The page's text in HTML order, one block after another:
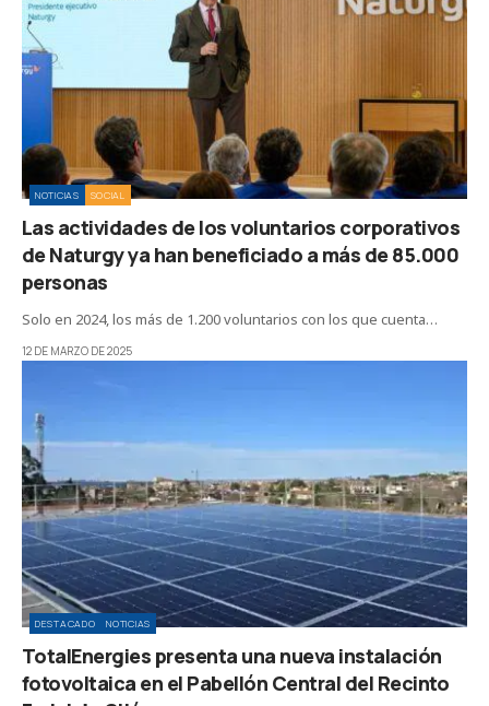
NOTICIAS SOCIAL
Las actividades de los voluntarios corporativos
de Naturgy ya han beneficiado a más de 85.000
personas
Solo en 2024, los más de 1.200 voluntarios con los que cuenta…
12 DE MARZO DE 2025
DESTACADO NOTICIAS
TotalEnergies presenta una nueva instalación
fotovoltaica en el Pabellón Central del Recinto